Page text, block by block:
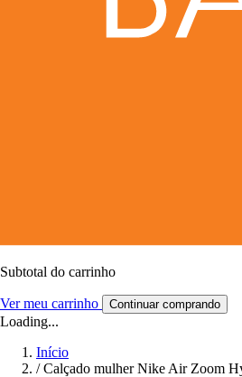
Subtotal do carrinho
Ver meu carrinho Continuar comprando
Loading...
Início
/ Calçado mulher Nike Air Zoom